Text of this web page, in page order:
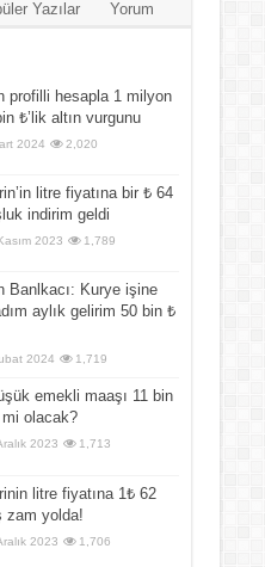
Yazılar Yorum
profilli hesapla 1 milyon
₺’lik altın vurgunu
2024 2,020
litre fiyatına bir ₺ 64
indirim geldi
2023 1,789
Banlkacı: Kurye işine
aylık gelirim 50 bin ₺
2024 1,719
emekli maaşı 11 bin
olacak?
2023 1,713
litre fiyatına 1₺ 62
zam yolda!
2023 1,706